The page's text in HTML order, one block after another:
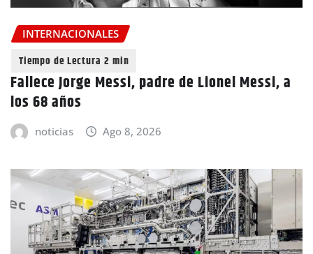
INTERNACIONALES
Fallece Jorge Messi, padre de Lionel Messi, a
los 68 años
noticias Ago 8, 2026